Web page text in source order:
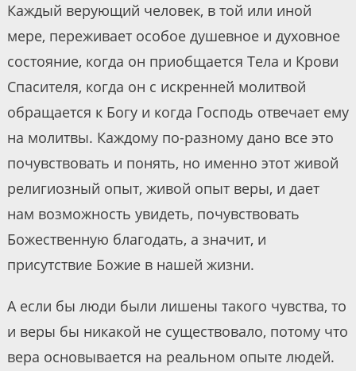
Каждый верующий человек, в той или иной
мере, переживает особое душевное и духовное
состояние, когда он приобщается Тела и Крови
Спасителя, когда он с искренней молитвой
обращается к Богу и когда Господь отвечает ему
на молитвы. Каждому по-разному дано все это
почувствовать и понять, но именно этот живой
религиозный опыт, живой опыт веры, и дает
нам возможность увидеть, почувствовать
Божественную благодать, а значит, и
присутствие Божие в нашей жизни.
А если бы люди были лишены такого чувства, то
и веры бы никакой не существовало, потому что
вера основывается на реальном опыте людей.